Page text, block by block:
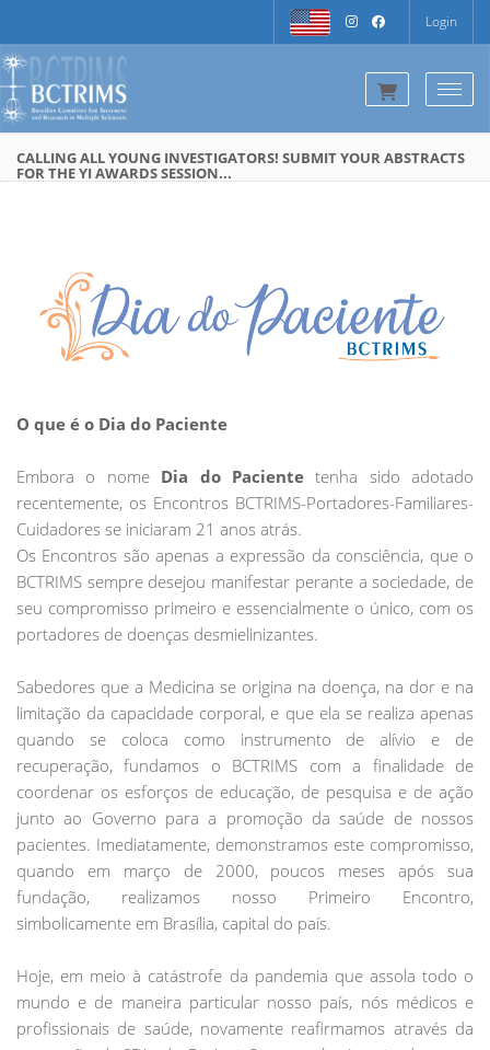
Login
CALLING ALL YOUNG INVESTIGATORS! SUBMIT YOUR ABSTRACTS
FOR THE YI AWARDS SESSION...
O que é o Dia do Paciente
Embora o nome Dia do Pacientetenha sido adotado
recentemente, os Encontros BCTRIMS-Portadores-Familiares-
Cuidadores se iniciaram 21 anos atrás.
Os Encontros são apenas a expressão da consciência, que o
BCTRIMS sempre desejou manifestar perante a sociedade, de
seu compromisso primeiro e essencialmente o único, com os
portadores de doenças desmielinizantes.
Sabedores que a Medicina se origina na doença, na dor e na
limitação da capacidade corporal, e que ela se realiza apenas
quando se coloca como instrumento de alívio e de
recuperação, fundamos o BCTRIMS com a finalidade de
coordenar os esforços de educação, de pesquisa e de ação
junto ao Governo para a promoção da saúde de nossos
pacientes. Imediatamente, demonstramos este compromisso,
quando em março de 2000, poucos meses após sua
fundação, realizamos nosso Primeiro Encontro,
simbolicamente em Brasília, capital do país.
Hoje, em meio à catástrofe da pandemia que assola todo o
mundo e de maneira particular nosso país, nós médicos e
profissionais de saúde, novamente reafirmamos através da